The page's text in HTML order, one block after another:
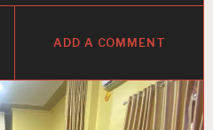
ADD A COMMENT